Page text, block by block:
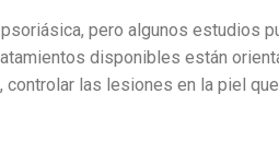
pero algunos estudios
disponibles están
las lesiones en la piel